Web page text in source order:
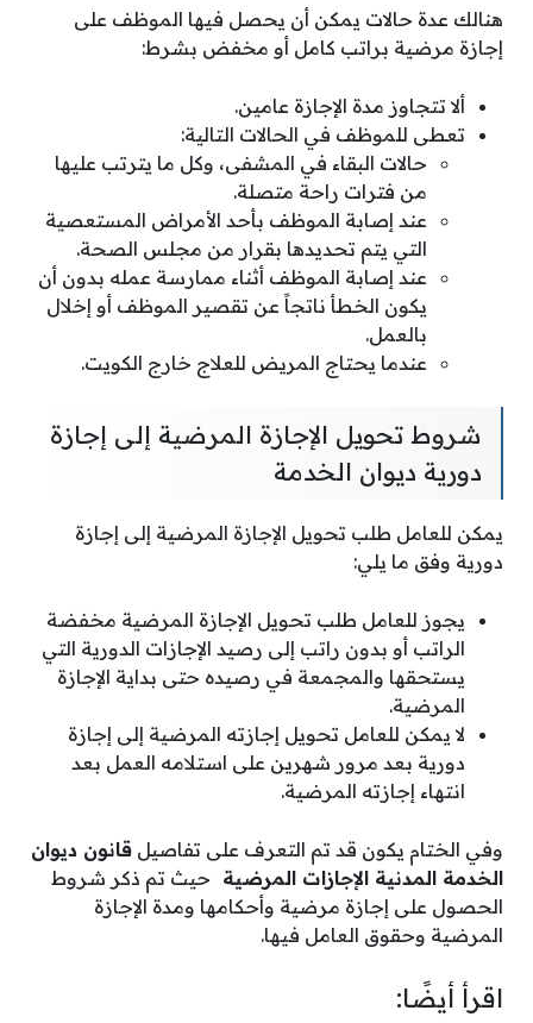
هنالك عدة حالات يمكن أن يحصل فيها الموظف على
إجازة مرضية براتب كامل أو مخفض بشرط:
ألا تتجاوز مدة الإجازة عامين.
تعطى للموظف في الحالات التالية:
حالات البقاء في المشفى، وكل ما يترتب عليها
من فترات راحة متصلة.
عند إصابة الموظف بأحد الأمراض المستعصية
التي يتم تحديدها بقرار من مجلس الصحة.
عند إصابة الموظف أثناء ممارسة عمله بدون أن
يكون الخطأ ناتجاً عن تقصير الموظف أو إخلال
بالعمل.
عندما يحتاج المريض للعلاج خارج الكويت.
شروط تحويل الإجازة المرضية إلى إجازة
دورية ديوان الخدمة
يمكن للعامل طلب تحويل الإجازة المرضية إلى إجازة
دورية وفق ما يلي:
يجوز للعامل طلب تحويل الإجازة المرضية مخفضة
الراتب أو بدون راتب إلى رصيد الإجازات الدورية التي
يستحقها والمجمعة في رصيده حتى بداية الإجازة
المرضية.
لا يمكن للعامل تحويل إجازته المرضية إلى إجازة
دورية بعد مرور شهرين على استلامه العمل بعد
انتهاء إجازته المرضية.
وفي الختام يكون قد تم التعرف على تفاصيل قانون ديوان
الخدمة المدنية الإجازات المرضية حيث تم ذكر شروط
الحصول على إجازة مرضية وأحكامها ومدة الإجازة
المرضية وحقوق العامل فيها.
اقرأ أيضًا: